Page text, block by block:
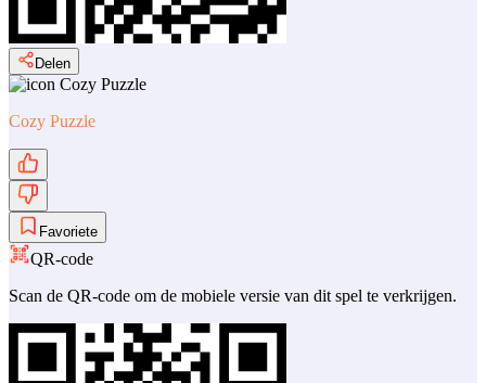
Delen
Cozy Puzzle
Favoriete
QR-code
Scan de QR-code om de mobiele versie van dit spel te verkrijgen.